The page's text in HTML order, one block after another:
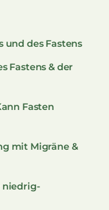
und des Fastens
Fastens & der
Fasten
mit Migräne &
niedrig-